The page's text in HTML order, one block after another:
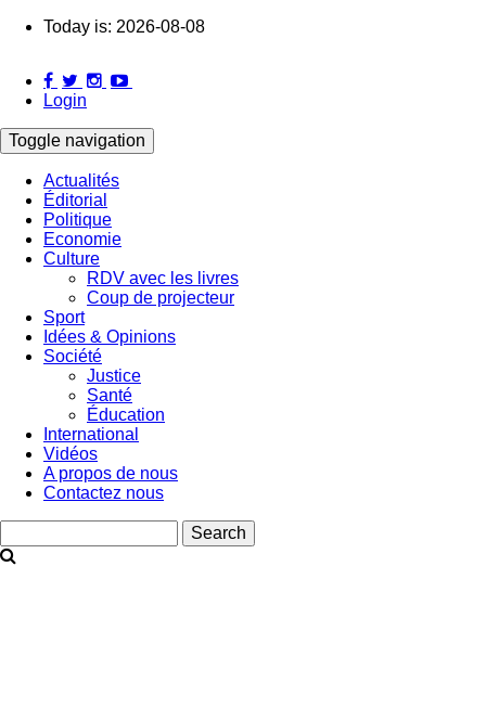
Skip
content
Today is: 2026-08-08
Login
Toggle navigation
Main
navigation
Actualités
Éditorial
Politique
Economie
Culture
RDV avec les livres
Coup de projecteur
Sport
Idées & Opinions
Société
Justice
Santé
Éducation
International
Vidéos
A propos de nous
Contactez nous